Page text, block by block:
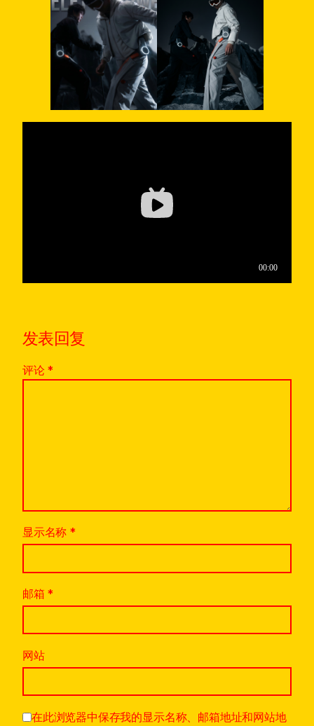
发表回复
评论 *
显示名称 *
邮箱 *
网站
在此浏览器中保存我的显示名称、邮箱地址和网站地